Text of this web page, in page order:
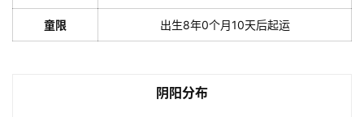
童限 出生8年0个月10天后起运
阴阳分布